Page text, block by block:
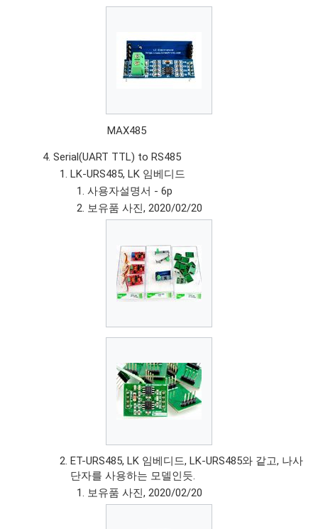
MAX485
Serial(UART TTL) to RS485
LK-URS485, LK 임베디드
사용자설명서 - 6p
보유품 사진, 2020/02/20
ET-URS485, LK 임베디드, LK-URS485와 같고, 나사
단자를 사용하는 모델인듯.
보유품 사진, 2020/02/20